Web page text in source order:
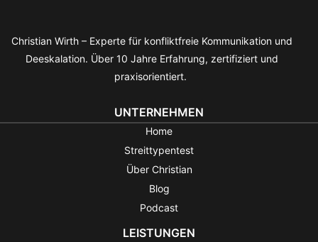
Christian Wirth – Experte für konfliktfreie Kommunikation und
Deeskalation. Über 10 Jahre Erfahrung, zertifiziert und
praxisorientiert.
UNTERNEHMEN
Home
Streittypentest
Über Christian
Blog
Podcast
LEISTUNGEN